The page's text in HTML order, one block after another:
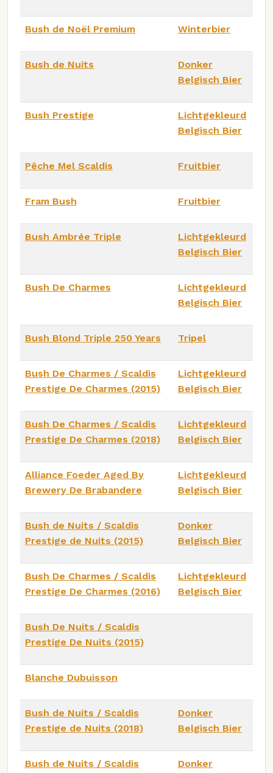
Bush de Noël Premium Winterbier
Bush de Nuits
Donker
Belgisch Bier
Bush Prestige
Lichtgekleurd
Belgisch Bier
Pêche Mel Scaldis Fruitbier
Fram Bush Fruitbier
Bush Ambrée Triple
Lichtgekleurd
Belgisch Bier
Bush De Charmes
Lichtgekleurd
Belgisch Bier
Bush Blond Triple 250 Years Tripel
Bush De Charmes / Scaldis
Prestige De Charmes (2015)
Lichtgekleurd
Belgisch Bier
Bush De Charmes / Scaldis
Prestige De Charmes (2018)
Lichtgekleurd
Belgisch Bier
Alliance Foeder Aged By
Brewery De Brabandere
Lichtgekleurd
Belgisch Bier
Bush de Nuits / Scaldis
Prestige de Nuits (2015)
Donker
Belgisch Bier
Bush De Charmes / Scaldis
Prestige De Charmes (2016)
Lichtgekleurd
Belgisch Bier
Bush De Nuits / Scaldis
Prestige De Nuits (2015)
Blanche Dubuisson
Bush de Nuits / Scaldis
Prestige de Nuits (2018)
Donker
Belgisch Bier
Bush de Nuits / Scaldis
Donker